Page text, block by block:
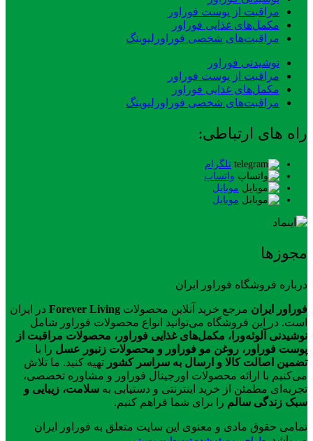
مراقبت از پوست فوراور
مکمل‌های غذایی فوراور
مراقبت‌های شخصی فوراورلیوینگ
نوشیدنی فوراور
مراقبت از پوست فوراور
مکمل‌های غذایی فوراور
مراقبت‌های شخصی فوراورلیوینگ
راه های ارتباطی:
تلگرام
واتساپ
موبایل
موبایل
مجوزها
درباره فروشگاه فوراور ایران
فوراور ایران مرجع خرید آنلاین محصولات Forever Living در ایران
است. در این فروشگاه می‌توانید انواع محصولات فوراور شامل
نوشیدنی آلوئه‌ورا، مکمل‌های غذایی فوراور، محصولات مراقبت از
پوست فوراور، روغن مو فوراور و محصولات زنبور عسل را با
تضمین اصالت کالا و ارسال به سراسر کشور تهیه کنید. ما تلاش
می‌کنیم با ارائه محصولات اورجینال فوراور و مشاوره تخصصی،
تجربه‌ای مطمئن از خرید اینترنتی و دستیابی به سلامت، زیبایی و
سبک زندگی سالم را برای شما فراهم کنیم.
تمامی حقوق مادی و معنوی این سایت متعلق به فوراور ایران